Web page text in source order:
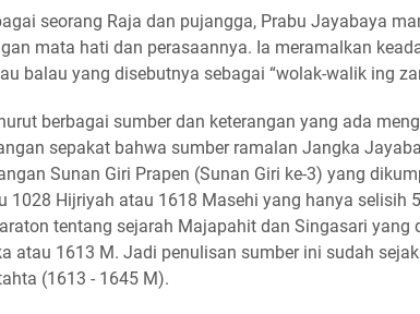
seorang Raja dan pujangga, Prabu Jayabaya
mata hati dan perasaannya. Ia meramalkan
balau yang disebutnya sebagai “wolak-walik ing
berbagai sumber dan keterangan yang ada
sepakat bahwa sumber ramalan Jangka
Sunan Giri Prapen (Sunan Giri ke-3) yang
1028 Hijriyah atau 1618 Masehi yang hanya selisih
tentang sejarah Majapahit dan Singasari
atau 1613 M. Jadi penulisan sumber ini sudah
(1613 - 1645 M).